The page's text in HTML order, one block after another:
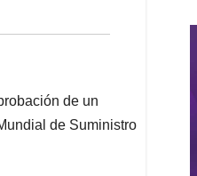
de un
de Suministro